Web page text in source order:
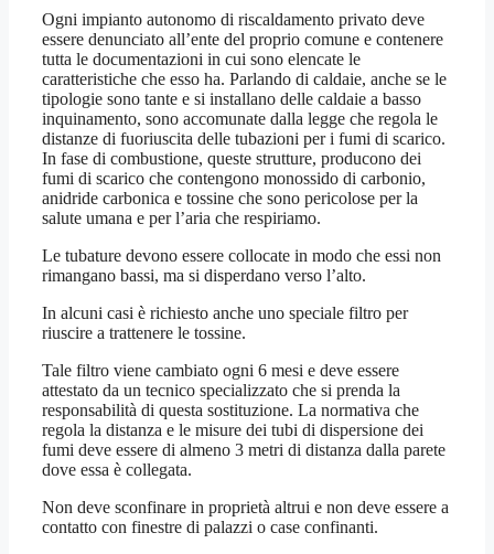
Ogni impianto autonomo di riscaldamento privato deve
essere denunciato all’ente del proprio comune e contenere
tutta le documentazioni in cui sono elencate le
caratteristiche che esso ha. Parlando di caldaie, anche se le
tipologie sono tante e si installano delle caldaie a basso
inquinamento, sono accomunate dalla legge che regola le
distanze di fuoriuscita delle tubazioni per i fumi di scarico.
In fase di combustione, queste strutture, producono dei
fumi di scarico che contengono monossido di carbonio,
anidride carbonica e tossine che sono pericolose per la
salute umana e per l’aria che respiriamo.
Le tubature devono essere collocate in modo che essi non
rimangano bassi, ma si disperdano verso l’alto.
In alcuni casi è richiesto anche uno speciale filtro per
riuscire a trattenere le tossine.
Tale filtro viene cambiato ogni 6 mesi e deve essere
attestato da un tecnico specializzato che si prenda la
responsabilità di questa sostituzione. La normativa che
regola la distanza e le misure dei tubi di dispersione dei
fumi deve essere di almeno 3 metri di distanza dalla parete
dove essa è collegata.
Non deve sconfinare in proprietà altrui e non deve essere a
contatto con finestre di palazzi o case confinanti.